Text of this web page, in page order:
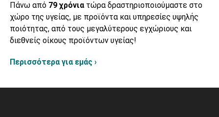
Πάνω από 79 χρόνια τώρα δραστηριοποιούμαστε στο
χώρο της υγείας, με προϊόντα και υπηρεσίες υψηλής
ποιότητας, από τους μεγαλύτερους εγχώριους και
διεθνείς οίκους προϊόντων υγείας!
Περισσότερα για εμάς ›